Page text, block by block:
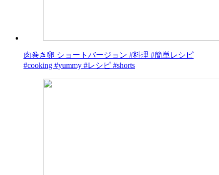
肉巻き卵 ショートバージョン #料理 #簡単レシピ
#cooking #yummy #レシピ #shorts